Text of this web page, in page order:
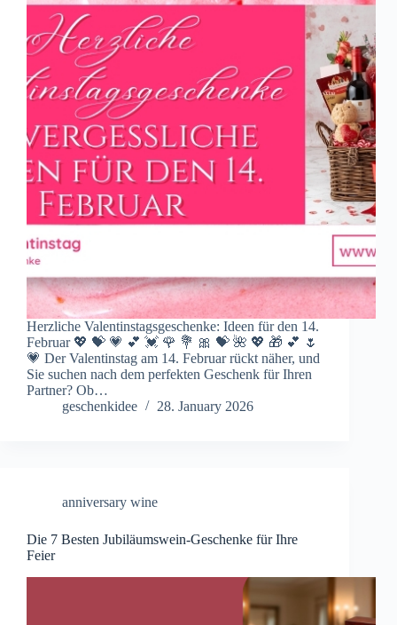
Herzliche Valentinstagsgeschenke: Ideen für den 14.
Februar 💖 💝 💗 💕 💓 🌹 💐 🎀 💝 🌺 💖 🎁 💕 🌷
💗 Der Valentinstag am 14. Februar rückt näher, und
Sie suchen nach dem perfekten Geschenk für Ihren
Partner? Ob…
geschenkidee
28. January 2026
anniversary wine
Die 7 Besten Jubiläumswein-Geschenke für Ihre
Feier